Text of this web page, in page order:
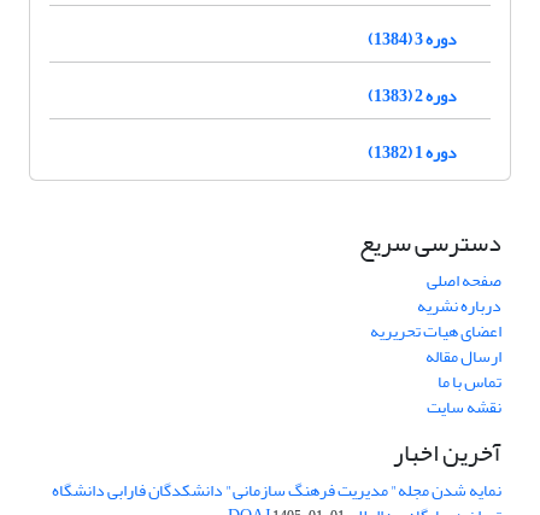
دوره 3 (1384)
دوره 2 (1383)
دوره 1 (1382)
دسترسی سریع
صفحه اصلی
درباره نشریه
اعضای هیات تحریریه
ارسال مقاله
تماس با ما
نقشه سایت
آخرین اخبار
نمایه شدن مجله" مدیریت فرهنگ سازمانی" دانشکدگان فارابی دانشگاه